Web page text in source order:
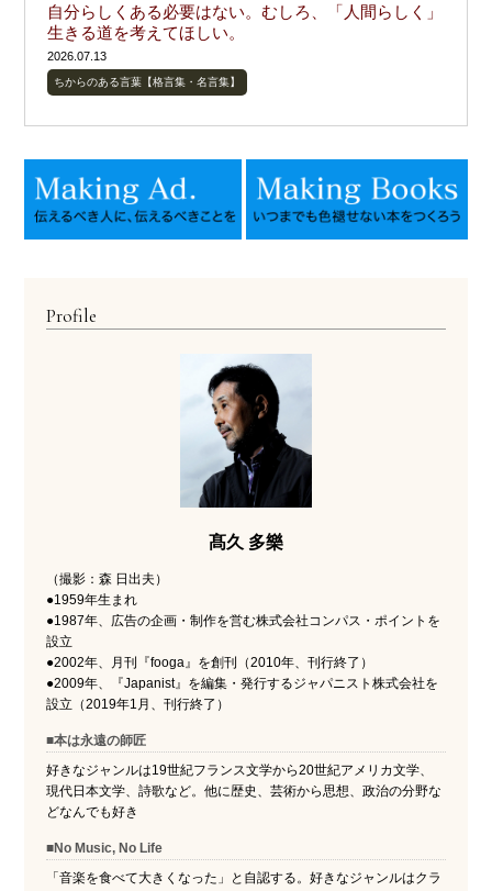
自分らしくある必要はない。むしろ、「人間らしく」
生きる道を考えてほしい。
2026.07.13
ちからのある言葉【格言集・名言集】
Profile
髙久 多樂
（撮影：森 日出夫）
●1959年生まれ
●1987年、広告の企画・制作を営む株式会社コンパス・ポイントを
設立
●2002年、月刊『fooga』を創刊（2010年、刊行終了）
●2009年、『Japanist』を編集・発行するジャパニスト株式会社を
設立（2019年1月、刊行終了）
■本は永遠の師匠
好きなジャンルは19世紀フランス文学から20世紀アメリカ文学、
現代日本文学、詩歌など。他に歴史、芸術から思想、政治の分野な
どなんでも好き
■No Music, No Life
「音楽を食べて大きくなった」と自認する。好きなジャンルはクラ